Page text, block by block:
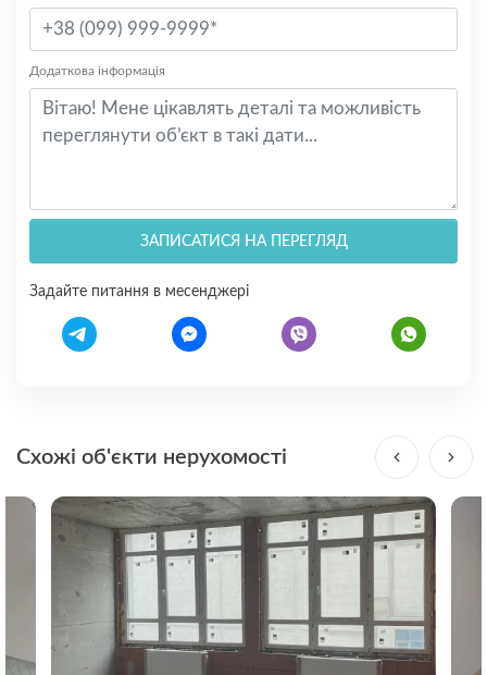
Додаткова інформація
ЗАПИСАТИСЯ НА ПЕРЕГЛЯД
Задайте питання в месенджері
Схожі об'єкти нерухомості